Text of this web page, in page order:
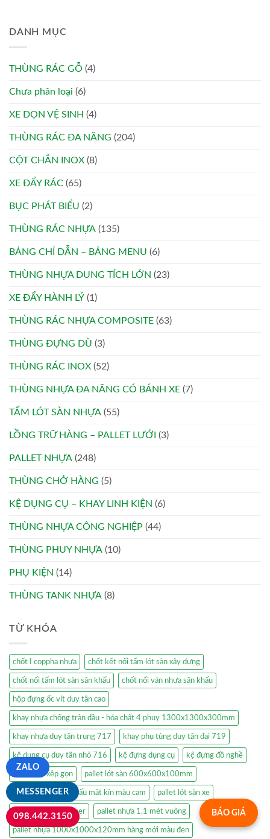
DANH MỤC
THÙNG RÁC GỖ (4)
Chưa phân loại (6)
XE DỌN VỆ SINH (4)
THÙNG RÁC ĐA NĂNG (204)
CỘT CHẮN INOX (8)
XE ĐẨY RÁC (65)
BỤC PHÁT BIỂU (2)
THÙNG RÁC NHỰA (135)
BẢNG CHỈ DẪN – BẢNG MENU (6)
THÙNG NHỰA DUNG TÍCH LỚN (23)
XE ĐẨY HÀNH LÝ (1)
THÙNG RÁC NHỰA COMPOSITE (63)
THÙNG ĐỰNG DÙ (3)
THÙNG RÁC INOX (52)
THÙNG NHỰA ĐA NĂNG CÓ BÁNH XE (7)
TẤM LÓT SÀN NHỰA (55)
LỒNG TRỮ HÀNG – PALLET LƯỚI (3)
PALLET NHỰA (248)
THÙNG CHỞ HÀNG (5)
KỆ DỤNG CỤ – KHAY LINH KIỆN (6)
THÙNG NHỰA CÔNG NGHIỆP (44)
THÙNG PHUY NHỰA (10)
PHỤ KIỆN (14)
THÙNG TANK NHỰA (8)
TỪ KHÓA
chốt I coppha nhựa chốt kết nối tấm lót sàn xây dựng
chốt nối tấm lót sàn sân khấu chốt nối ván nhựa sân khấu
hộp đựng ốc vít duy tân cao
khay nhựa chống tràn dầu - hóa chất 4 phuy 1300x1300x300mm
khay nhựa duy tân trung 717 khay phụ tùng duy tân đại 719
kệ dụng cụ duy tân nhỏ 716 kệ đựng dụng cụ kệ đựng đồ nghề
lồng thép xêp gọn pallet lót sàn 600x600x100mm
pallet lót sàn sân khấu mặt kín màu cam pallet lót sàn xe
pallet mesh container pallet nhựa 1.1 mét vuông
pallet nhựa 1000x1000x120mm hàng mới màu đen
BÁO GIÁ
MESSENGER
ZALO
098.442.3150